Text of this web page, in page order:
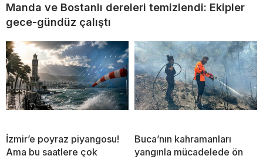
Manda ve Bostanlı dereleri temizlendi: Ekipler
gece-gündüz çalıştı
İzmir’e poyraz piyangosu!
Ama bu saatlere çok
Buca’nın kahramanları
yangınla mücadelede ön